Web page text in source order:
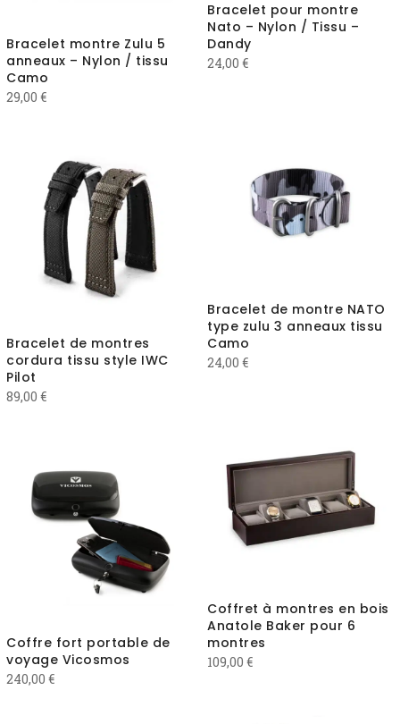
Bracelet pour montre
Nato – Nylon / Tissu –
Dandy
24,00 €
Bracelet montre Zulu 5
anneaux – Nylon / tissu
Camo
29,00 €
Bracelet de montre NATO
type zulu 3 anneaux tissu
Camo
24,00 €
Bracelet de montres
cordura tissu style IWC
Pilot
89,00 €
Coffret à montres en bois
Anatole Baker pour 6
montres
109,00 €
Coffre fort portable de
voyage Vicosmos
240,00 €